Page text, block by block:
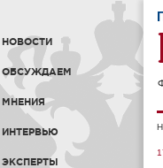
НОВОСТИ
ОБСУЖДАЕМ
МНЕНИЯ
ИНТЕРВЬЮ
ЭКСПЕРТЫ